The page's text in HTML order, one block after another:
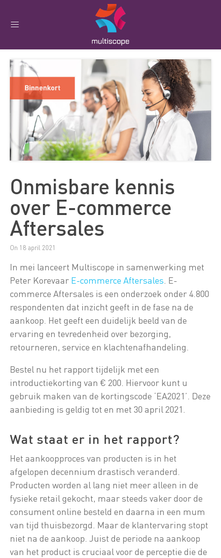
Onmisbare kennis
over E-commerce
Aftersales
On 18 april 2021
In mei lanceert Multiscope in samenwerking met
Peter Korevaar E-commerce Aftersales . E-
commerce Aftersales is een onderzoek onder 4.800
respondenten dat inzicht geeft in de fase na de
aankoop. Het geeft een duidelijk beeld van de
ervaring en tevredenheid over bezorging,
retourneren, service en klachtenafhandeling.
Bestel nu het rapport tijdelijk met een
introductiekorting van € 200. Hiervoor kunt u
gebruik maken van de kortingscode ‘EA2021’. Deze
aanbieding is geldig tot en met 30 april 2021.
Wat staat er in het rapport?
Het aankoopproces van producten is in het
afgelopen decennium drastisch veranderd.
Producten worden al lang niet meer alleen in de
fysieke retail gekocht, maar steeds vaker door de
consument online besteld en daarna in een mum
van tijd thuisbezorgd. Maar de klantervaring stopt
niet na de aankoop. Juist de periode na aankoop
van het product is cruciaal voor de perceptie die de